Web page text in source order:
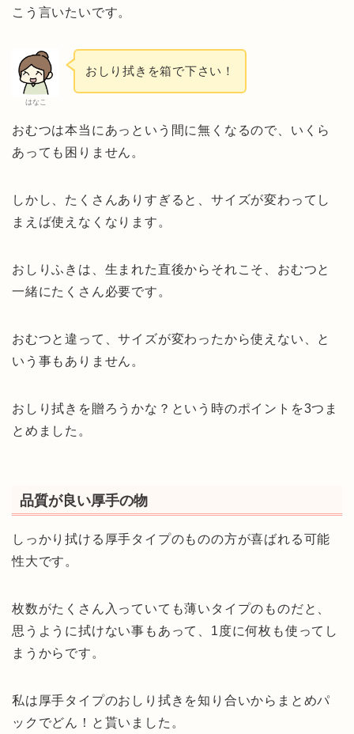
こう言いたいです。
はなこ
おしり拭きを箱で下さい！
おむつは本当にあっという間に無くなるので、いくら
あっても困りません。
しかし、たくさんありすぎると、サイズが変わってし
まえば使えなくなります。
おしりふきは、生まれた直後からそれこそ、おむつと
一緒にたくさん必要です。
おむつと違って、サイズが変わったから使えない、と
いう事もありません。
おしり拭きを贈ろうかな？という時のポイントを3つま
とめました。
品質が良い厚手の物
しっかり拭ける厚手タイプのものの方が喜ばれる可能
性大です。
枚数がたくさん入っていても薄いタイプのものだと、
思うように拭けない事もあって、1度に何枚も使ってし
まうからです。
私は厚手タイプのおしり拭きを知り合いからまとめパ
ックでどん！と貰いました。